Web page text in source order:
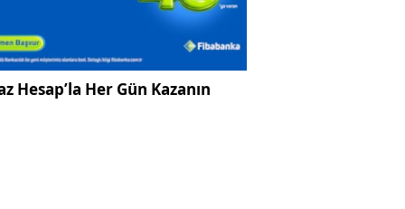
Hesap’la Her Gün Kazanın